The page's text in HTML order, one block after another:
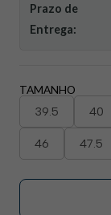
Prazo de
Entrega:
TAMANHO
39.5 40
46 47.5